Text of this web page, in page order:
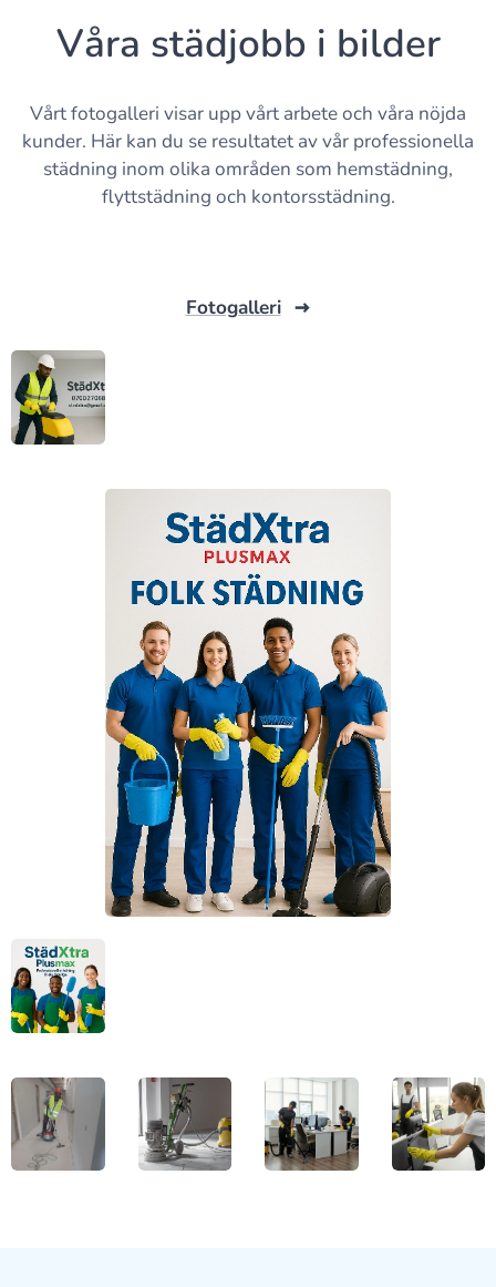
skapa en hälsosam och trivsam arbetspl
Våra städjobb i bilder
Vårt fotogalleri visar upp vårt arbete och våra nöjda
kunder. Här kan du se resultatet av vår professionella
städning inom olika områden som hemstädning,
flyttstädning och kontorsstädning.
Fotogalleri